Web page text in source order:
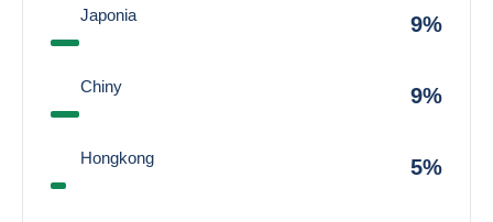
Japonia 9%
Chiny 9%
Hongkong 5%